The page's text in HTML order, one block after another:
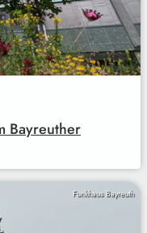
Bayreuther
Funkhaus Bayreuth